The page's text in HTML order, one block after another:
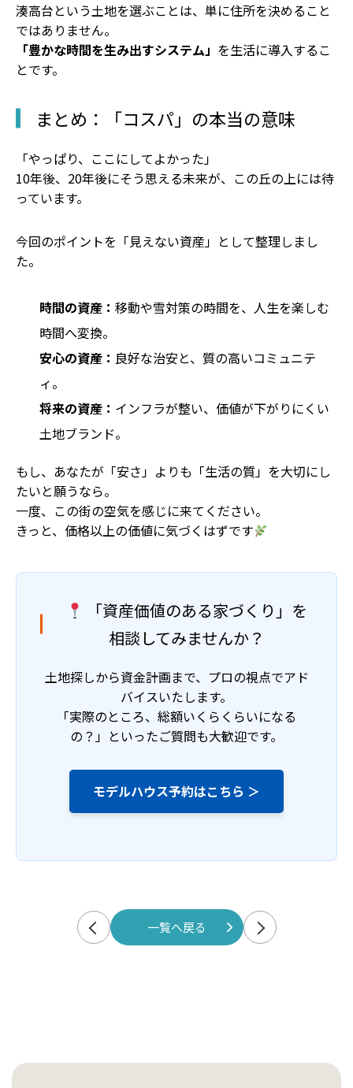
湊高台という土地を選ぶことは、単に住所を決めること
ではありません。
「豊かな時間を生み出すシステム」 を生活に導入するこ
とです。
まとめ：「コスパ」の本当の意味
「やっぱり、ここにしてよかった」
10年後、20年後にそう思える未来が、この丘の上には待
っています。
今回のポイントを「見えない資産」として整理しまし
た。
時間の資産： 移動や雪対策の時間を、人生を楽しむ
時間へ変換。
安心の資産： 良好な治安と、質の高いコミュニテ
ィ。
将来の資産： インフラが整い、価値が下がりにくい
土地ブランド。
もし、あなたが「安さ」よりも「生活の質」を大切にし
たいと願うなら。
一度、この街の空気を感じに来てください。
きっと、価格以上の価値に気づくはずです
「資産価値のある家づくり」を
相談してみませんか？
土地探しから資金計画まで、プロの視点でアド
バイスいたします。
「実際のところ、総額いくらくらいになる
の？」といったご質問も大歓迎です。
モデルハウス予約はこちら ＞
一覧へ戻る